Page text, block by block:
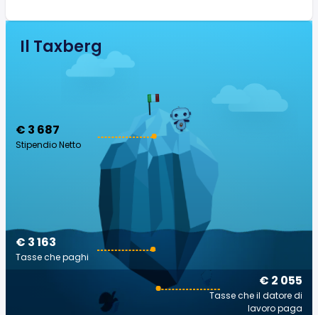
Il Taxberg
€ 3 687
Stipendio Netto
€ 2 055
Tasse che il datore di
lavoro paga
€ 3 163
Tasse che paghi